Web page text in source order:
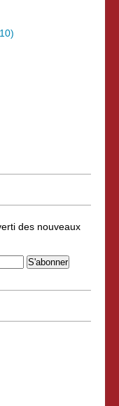
des nouveaux